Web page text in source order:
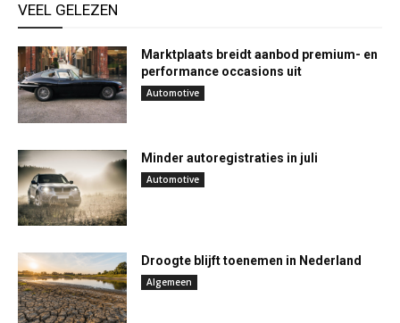
VEEL GELEZEN
Marktplaats breidt aanbod premium- en
performance occasions uit
Automotive
Minder autoregistraties in juli
Automotive
Droogte blijft toenemen in Nederland
Algemeen